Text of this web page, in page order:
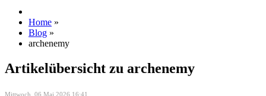
Home »
Blog »
archenemy
Artikelübersicht zu archenemy
Mittwoch, 06 Mai 2026 16:41